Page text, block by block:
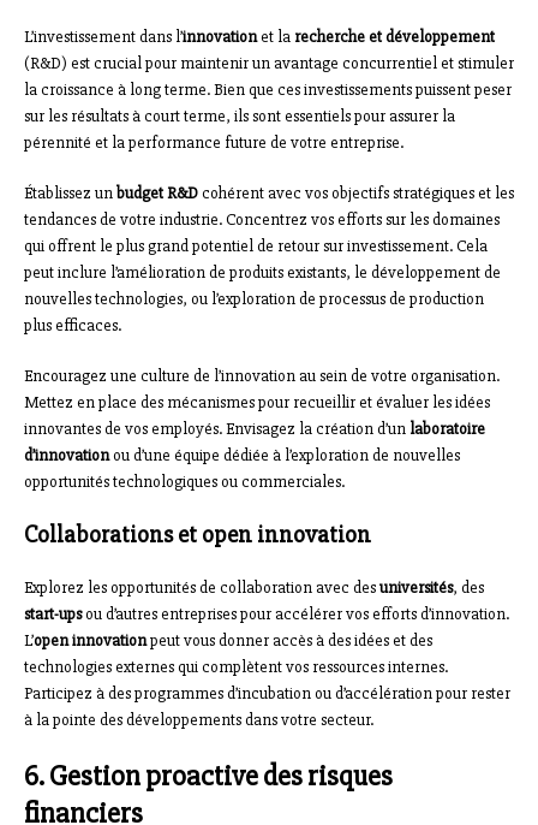
L’investissement dans l’innovationet la recherche et développement
(R&D) est crucial pour maintenir un avantage concurrentiel et stimuler
la croissance à long terme. Bien que ces investissements puissent peser
sur les résultats à court terme, ils sont essentiels pour assurer la
pérennité et la performance future de votre entreprise.
Établissez unbudget R&Dcohérent avec vos objectifs stratégiques et les
tendances de votre industrie. Concentrez vos efforts sur les domaines
qui offrent le plus grand potentiel de retour sur investissement. Cela
peut inclure l’amélioration de produits existants, le développement de
nouvelles technologies, ou l’exploration de processus de production
plus efficaces.
Encouragez une culture de l’innovation au sein de votre organisation.
Mettez en place des mécanismes pour recueillir et évaluer les idées
innovantes de vos employés. Envisagez la création d’un laboratoire
d’innovationou d’une équipe dédiée à l’exploration de nouvelles
opportunités technologiques ou commerciales.
Collaborations et open innovation
Explorez les opportunités de collaboration avec desuniversités, des
start-upsou d’autres entreprises pour accélérer vos efforts d’innovation.
L’open innovationpeut vous donner accès à des idées et des
technologies externes qui complètent vos ressources internes.
Participez à des programmes d’incubation ou d’accélération pour rester
à la pointe des développements dans votre secteur.
6. Gestion proactive des risques
financiers